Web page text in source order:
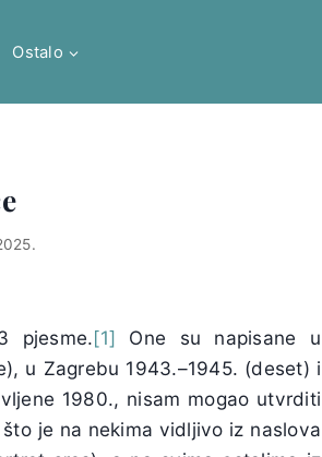
Ostalo
pjesme.[1] One su napisane u
u Zagrebu 1943.–1945. (deset) i
1980., nisam mogao utvrditi
je na nekima vidljivo iz naslova